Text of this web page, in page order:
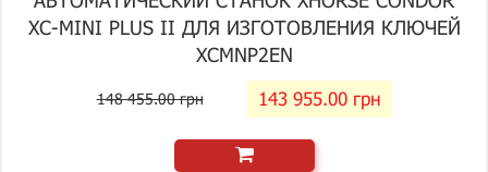
XC-MINI PLUS II ДЛЯ ИЗГОТОВЛЕНИЯ КЛЮЧЕЙ
XCMNP2EN
148 455.00 грн 143 955.00 грн